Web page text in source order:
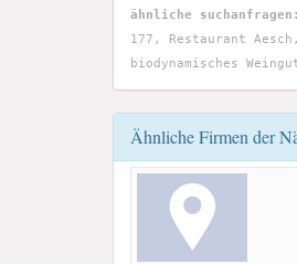
ähnliche suchanfragen:
177, Restaurant
biodynamisches
Ähnliche Firmen der